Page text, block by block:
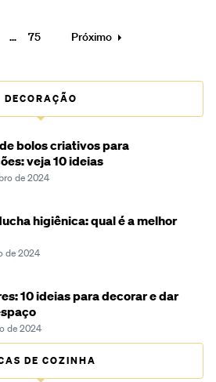
… 75 Próximo
DECORAÇÃO
bolos criativos para
veja 10 ideias
de 2024
higiênica: qual é a melhor
de 2024
10 ideias para decorar e dar
de 2024
DE COZINHA